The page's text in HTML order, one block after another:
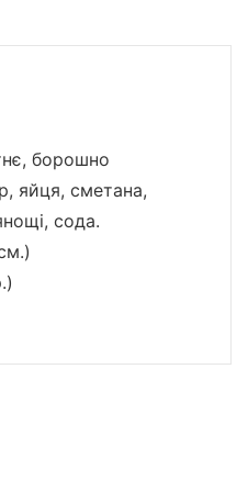
борошно
яйця, сметана,
сода.